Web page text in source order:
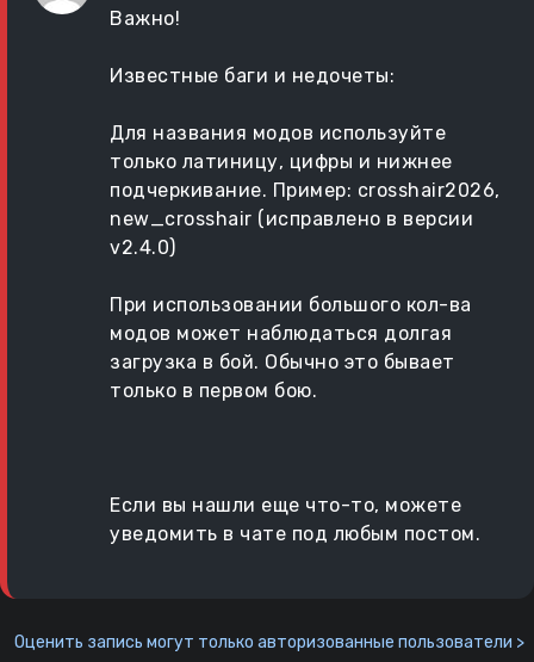
Важно!
Известные баги и недочеты:
Для названия модов используйте
только латиницу, цифры и нижнее
подчеркивание. Пример: crosshair2026,
new_crosshair (исправлено в версии
v2.4.0)
При использовании большого кол-ва
модов может наблюдаться долгая
загрузка в бой. Обычно это бывает
только в первом бою.
Если вы нашли еще что-то, можете
уведомить в чате под любым постом.
Оценить запись могут только авторизованные пользователи >